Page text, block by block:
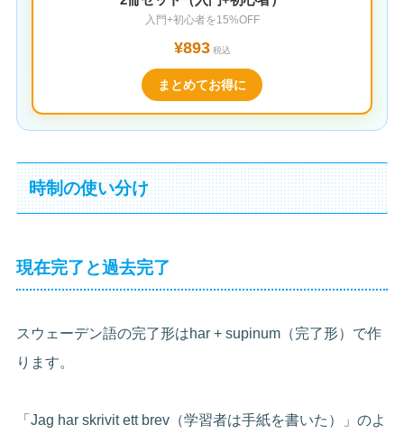
入門+初心者を15%OFF
¥893税込
まとめてお得に
時制の使い分け
現在完了と過去完了
スウェーデン語の完了形はhar + supinum（完了形）で作
ります。
「Jag har skrivit ett brev（学習者は手紙を書いた）」のよ